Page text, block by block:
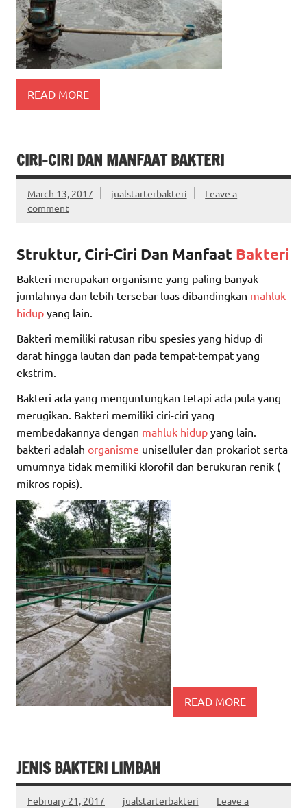
READ MORE
CIRI-CIRI DAN MANFAAT BAKTERI
March 13, 2017 jualstarterbakteri
Leave a
comment
Struktur, Ciri-Ciri Dan Manfaat Bakteri
Bakteri merupakan organisme yang paling banyak
jumlahnya dan lebih tersebar luas dibandingkan mahluk
hidup yang lain.
Bakteri memiliki ratusan ribu spesies yang hidup di
darat hingga lautan dan pada tempat-tempat yang
ekstrim.
Bakteri ada yang menguntungkan tetapi ada pula yang
merugikan. Bakteri memiliki ciri-ciri yang
membedakannya dengan mahluk hidup yang lain.
bakteri adalah organisme uniselluler dan prokariot serta
umumnya tidak memiliki klorofil dan berukuran renik (
mikros ropis).
READ MORE
JENIS BAKTERI LIMBAH
February 21, 2017 jualstarterbakteri
Leave a